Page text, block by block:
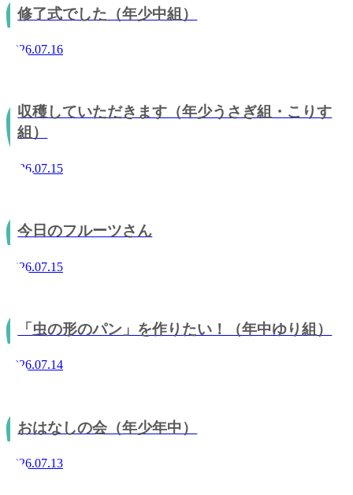
修了式でした（年少中組）
2026.07.16
収穫していただきます（年少うさぎ組・こりす
組）
2026.07.15
今日のフルーツさん
2026.07.15
「虫の形のパン」を作りたい！（年中ゆり組）
2026.07.14
おはなしの会（年少年中）
2026.07.13